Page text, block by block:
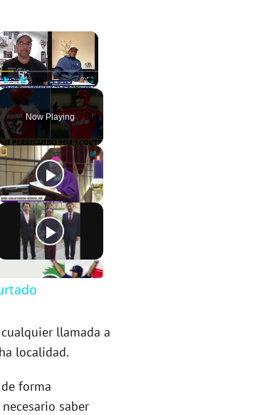
×
Unmute Fullscreen
Now Playing
llamada a
localidad.
forma
saber